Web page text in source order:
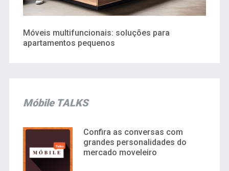
Móveis multifuncionais: soluções para
apartamentos pequenos
Móbile TALKS
Confira as conversas com
grandes personalidades do
mercado moveleiro